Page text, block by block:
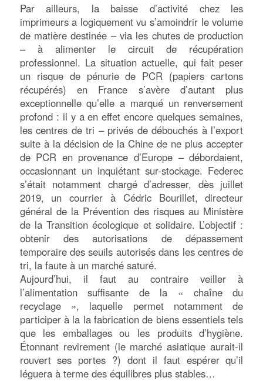
Par ailleurs, la baisse d’activité chez les
imprimeurs a logiquement vu s’amoindrir le volume
de matière destinée – via les chutes de production
– à alimenter le circuit de récupération
professionnel. La situation actuelle, qui fait peser
un risque de pénurie de PCR (papiers cartons
récupérés) en France s’avère d’autant plus
exceptionnelle qu’elle a marqué un renversement
profond : il y a en effet encore quelques semaines,
les centres de tri – privés de débouchés à l’export
suite à la décision de la Chine de ne plus accepter
de PCR en provenance d’Europe – débordaient,
occasionnant un inquiétant sur-stockage. Federec
s’était notamment chargé d’adresser, dès juillet
2019, un courrier à Cédric Bourillet, directeur
général de la Prévention des risques au Ministère
de la Transition écologique et solidaire. L’objectif :
obtenir des autorisations de dépassement
temporaire des seuils autorisés dans les centres de
tri, la faute à un marché saturé.
Aujourd’hui, il faut au contraire veiller à
l’alimentation suffisante de la « chaîne du
recyclage », laquelle permet notamment de
participer à la la fabrication de biens essentiels tels
que les emballages ou les produits d’hygiène.
Étonnant revirement (le marché asiatique aurait-il
rouvert ses portes ?) dont il faut espérer qu’il
léguera à terme des équilibres plus stables…